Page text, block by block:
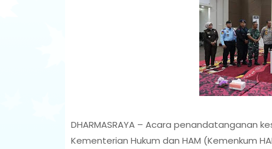
DHARMASRAYA – Acara penandatanganan
Kementerian Hukum dan HAM (Kemenkum